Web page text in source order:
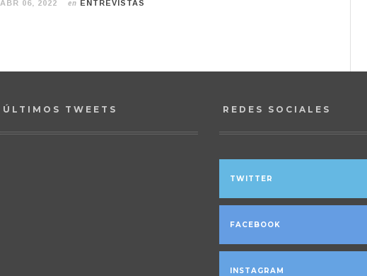
ABR 06, 2022 en ENTREVISTAS
ÚLTIMOS TWEETS REDES SOCIALES
TWITTER
FACEBOOK
INSTAGRAM